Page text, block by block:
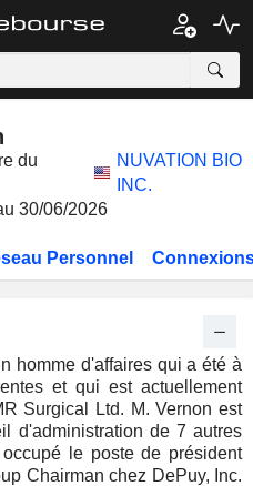
du
NUVATION BIO
INC.
30/06/2026
Personnel
homme d'affaires qui a été à
et qui est actuellement
Surgical Ltd. M. Vernon est
d'administration de 7 autres
le poste de président
Chairman chez DePuy, Inc.